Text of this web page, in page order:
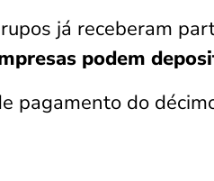
já receberam
podem
pagamento do